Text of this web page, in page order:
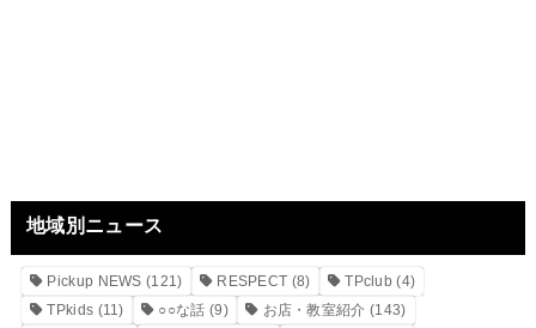
地域別ニュース
Pickup NEWS (121) RESPECT (8) TPclub (4)
TPkids (11) ○○な話 (9) お店・教室紹介 (143)